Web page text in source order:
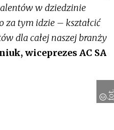
w dziedzinie
za tym idzie – kształcić
dla całej naszej branży
wiceprezes AC SA